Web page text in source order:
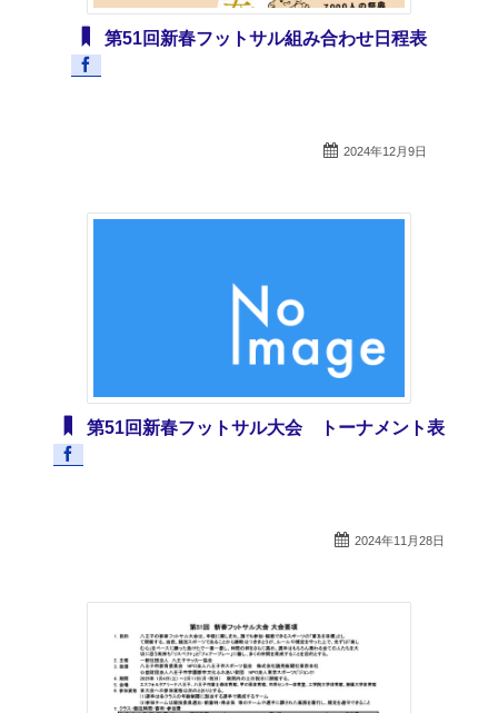
第51回新春フットサル組み合わせ日程表
2024年12月9日
第51回新春フットサル大会 トーナメント表
2024年11月28日